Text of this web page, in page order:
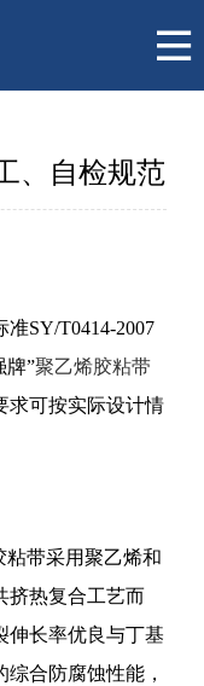
、自检规范
SY/T0414-2007
牌”聚乙烯胶粘带
求可按实际设计情
带采用聚乙烯和
挤热复合工艺而
伸长率优良与丁基
合防腐蚀性能，